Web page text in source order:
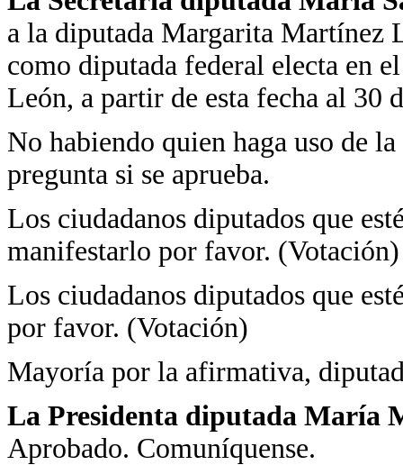
a la diputada Margarita Martínez
como diputada federal electa en
León, a partir de esta fecha al 30
No habiendo quien haga uso de
pregunta si se aprueba.
Los ciudadanos diputados que
manifestarlo por favor. (Votación)
Los ciudadanos diputados que
por favor. (Votación)
Mayoría por la afirmativa,
La Presidenta diputada María
Aprobado. Comuníquense.